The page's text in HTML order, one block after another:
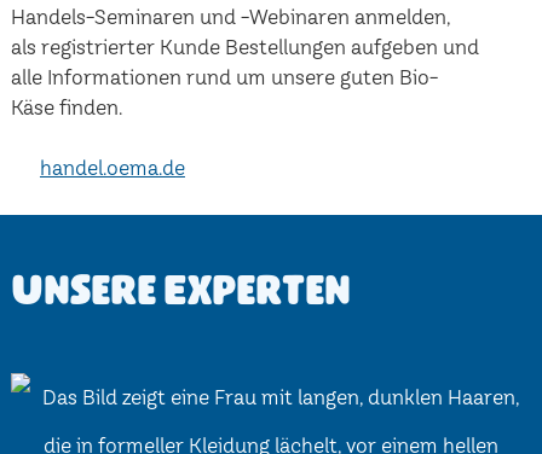
Handels-Seminaren und -Webinaren anmelden,
als registrierter Kunde Bestellungen aufgeben und
alle Informationen rund um unsere guten Bio-
Käse finden.
handel.oema.de
Unsere Experten